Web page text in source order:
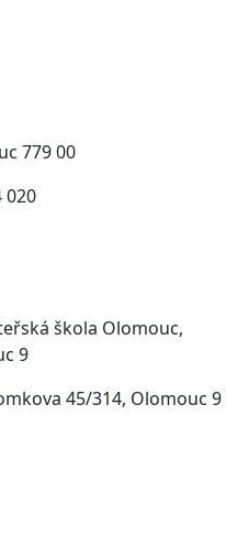
779 00
020
škola Olomouc,
9
45/314, Olomouc 9